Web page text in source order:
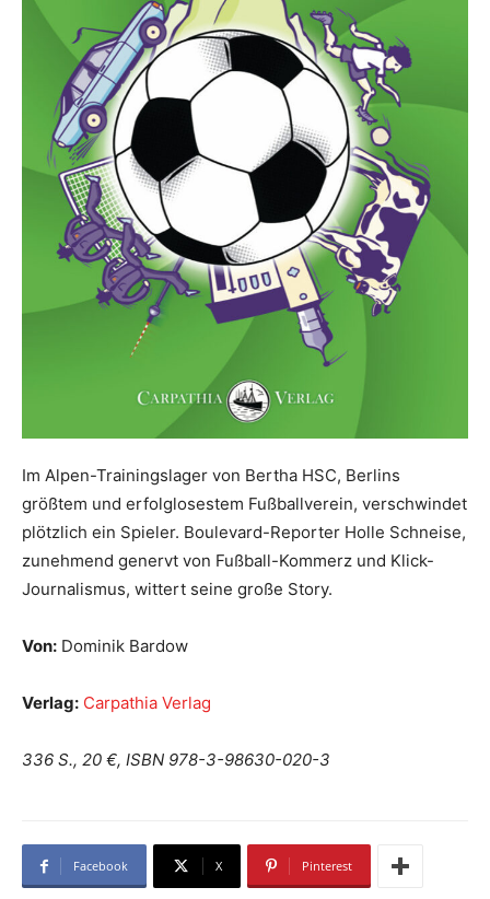
Im Alpen-Trainingslager von Bertha HSC, Berlins
größtem und erfolglosestem Fußballverein, verschwindet
plötzlich ein Spieler. Boulevard-Reporter Holle Schneise,
zunehmend genervt von Fußball-Kommerz und Klick-
Journalismus, wittert seine große Story.
Von: Dominik Bardow
Verlag: Carpathia Verlag
336 S., 20 €, ISBN 978-3-98630-020-3
Facebook X Pinterest